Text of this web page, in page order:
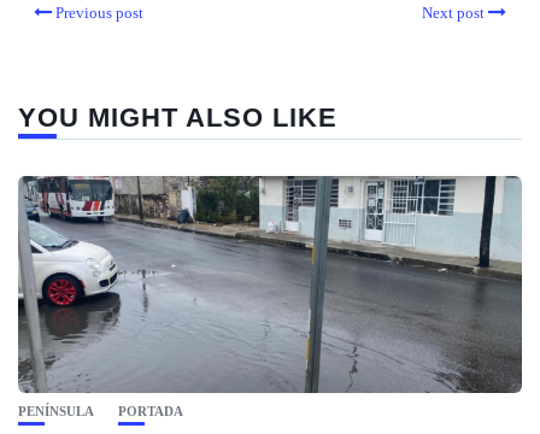
Previous post Next post
YOU MIGHT ALSO LIKE
PENÍNSULA PORTADA